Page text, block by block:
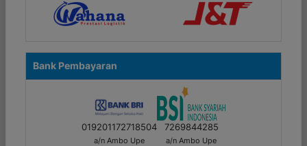
Bank Pembayaran
019201172718504
a/n Ambo Upe
7269844285
a/n Ambo Upe